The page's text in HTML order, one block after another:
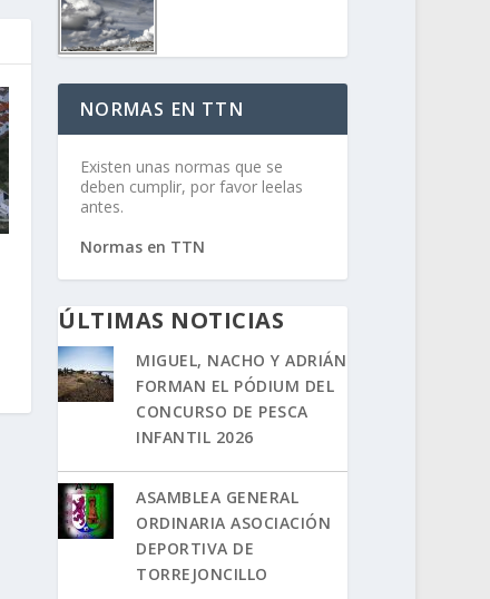
NORMAS EN TTN
Existen unas normas que se
deben cumplir, por favor leelas
antes.
Normas en TTN
ÚLTIMAS NOTICIAS
MIGUEL, NACHO Y ADRIÁN
FORMAN EL PÓDIUM DEL
CONCURSO DE PESCA
INFANTIL 2026
ASAMBLEA GENERAL
ORDINARIA ASOCIACIÓN
DEPORTIVA DE
TORREJONCILLO